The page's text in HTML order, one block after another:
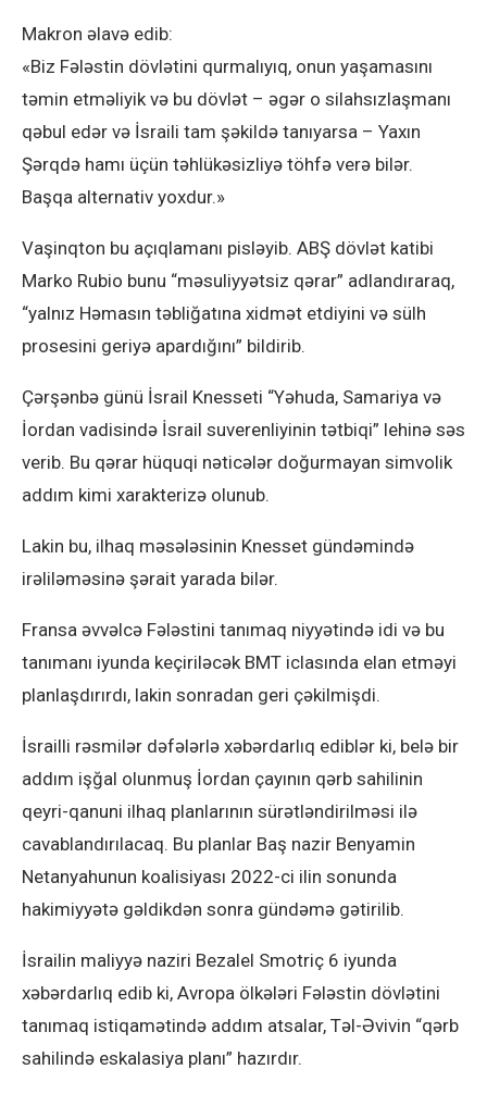
Makron əlavə edib:
«Biz Fələstin dövlətini qurmalıyıq, onun yaşamasını
təmin etməliyik və bu dövlət – əgər o silahsızlaşmanı
qəbul edər və İsraili tam şəkildə tanıyarsa – Yaxın
Şərqdə hamı üçün təhlükəsizliyə töhfə verə bilər.
Başqa alternativ yoxdur.»
Vaşinqton bu açıqlamanı pisləyib. ABŞ dövlət katibi
Marko Rubio bunu “məsuliyyətsiz qərar” adlandıraraq,
“yalnız Həmasın təbliğatına xidmət etdiyini və sülh
prosesini geriyə apardığını” bildirib.
Çərşənbə günü İsrail Knesseti “Yəhuda, Samariya və
İordan vadisində İsrail suverenliyinin tətbiqi” lehinə səs
verib. Bu qərar hüquqi nəticələr doğurmayan simvolik
addım kimi xarakterizə olunub.
Lakin bu, ilhaq məsələsinin Knesset gündəmində
irəliləməsinə şərait yarada bilər.
Fransa əvvəlcə Fələstini tanımaq niyyətində idi və bu
tanımanı iyunda keçiriləcək BMT iclasında elan etməyi
planlaşdırırdı, lakin sonradan geri çəkilmişdi.
İsrailli rəsmilər dəfələrlə xəbərdarlıq ediblər ki, belə bir
addım işğal olunmuş İordan çayının qərb sahilinin
qeyri-qanuni ilhaq planlarının sürətləndirilməsi ilə
cavablandırılacaq. Bu planlar Baş nazir Benyamin
Netanyahunun koalisiyası 2022-ci ilin sonunda
hakimiyyətə gəldikdən sonra gündəmə gətirilib.
İsrailin maliyyə naziri Bezalel Smotriç 6 iyunda
xəbərdarlıq edib ki, Avropa ölkələri Fələstin dövlətini
tanımaq istiqamətində addım atsalar, Təl-Əvivin “qərb
sahilində eskalasiya planı” hazırdır.